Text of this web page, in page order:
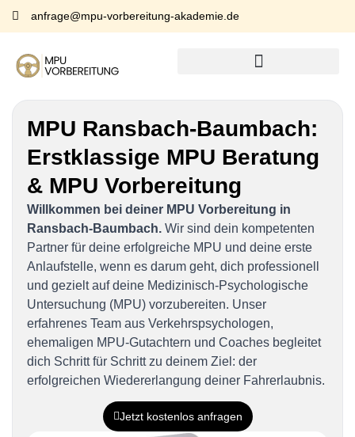
anfrage@mpu-vorbereitung-akademie.de
MPU Ransbach-Baumbach:
Erstklassige MPU Beratung
& MPU Vorbereitung
Willkommen bei deiner MPU Vorbereitung in
Ransbach-Baumbach. Wir sind dein kompetenten
Partner für deine erfolgreiche MPU und deine erste
Anlaufstelle, wenn es darum geht, dich professionell
und gezielt auf deine Medizinisch-Psychologische
Untersuchung (MPU) vorzubereiten. Unser
erfahrenes Team aus Verkehrspsychologen,
ehemaligen MPU-Gutachtern und Coaches begleitet
dich Schritt für Schritt zu deinem Ziel: der
erfolgreichen Wiedererlangung deiner Fahrerlaubnis.
Jetzt kostenlos anfragen